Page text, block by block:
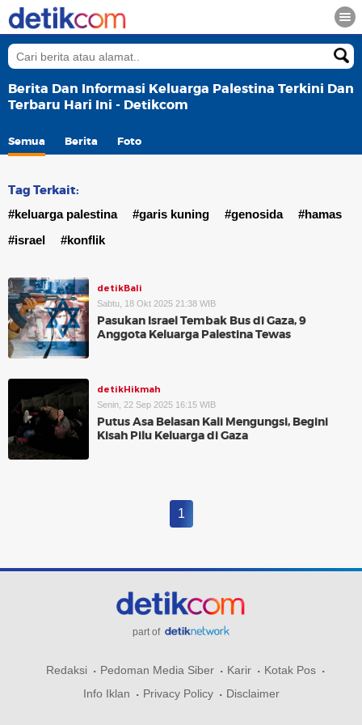
Berita Dan Informasi Keluarga Palestina Terkini Dan
Terbaru Hari Ini - Detikcom
Semua Berita Foto
Tag Terkait:
#keluarga palestina #garis kuning #genosida
#hamas
#israel
#konflik
detikBali
Sabtu, 18 Okt 2025 21:38 WIB
Pasukan Israel Tembak Bus di Gaza, 9
Anggota Keluarga Palestina Tewas
detikHikmah
Senin, 22 Sep 2025 16:15 WIB
Putus Asa Belasan Kali Mengungsi, Begini
Kisah Pilu Keluarga di Gaza
1
part of
Redaksi Pedoman Media Siber Karir
Kotak Pos
Info Iklan
Privacy Policy Disclaimer